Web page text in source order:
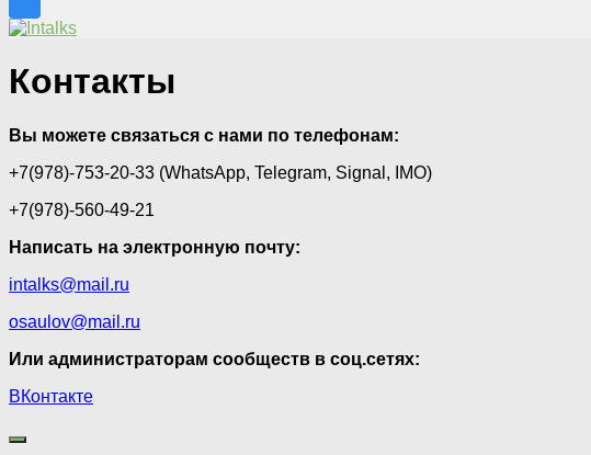
Контакты
Вы можете связаться с нами по телефонам:
+7(978)-753-20-33 (WhatsApp, Telegram, Signal, IMO)
+7(978)-560-49-21
Написать на электронную почту:
intalks@mail.ru
osaulov@mail.ru
Или администраторам сообществ в соц.сетях:
ВКонтакте